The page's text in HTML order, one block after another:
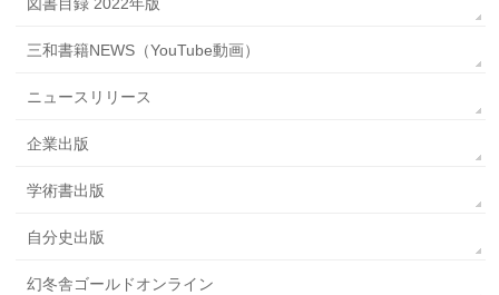
図書目録 2022年版
三和書籍NEWS（YouTube動画）
ニュースリリース
企業出版
学術書出版
自分史出版
幻冬舎ゴールドオンライン